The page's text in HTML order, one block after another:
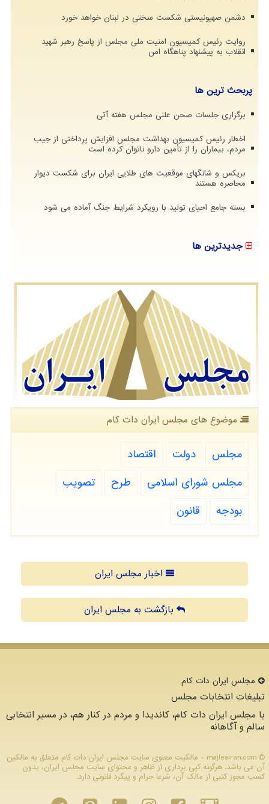
دشمن صهیونیستی شکست سختی در لبنان خواهد خورد
روایت رئیس کمیسیون امنیت ملی مجلس از پاسخ رهبر شهید
انقلاب به پیشنهاد پناهگاه امن
پربحث ترین ها
برگزاری جلسات صحن علنی مجلس هفته آتی
اخطار رئیس کمیسیون بهداشت مجلس افزایش پرداختی از جیب
مردم، بیماران را از تأمین دارو ناتوان کرده است
بریکس و شانگهای موقعیت های طلایی ایران برای شکست دیوار
محاصره هستند
بسته جامع احیای تولید با رویکرد شرایط جنگ آماده می شود
جدیدترین ها
موضوع های مجلس ایران دات كام
مجلس دولت
اقتصاد
مجلس شورای اسلامی
طرح
تصویب
بودجه
قانون
اخبار مجلس ایران
بازگشت به مجلس ایران
مجلس ایران دات كام
تبلیغات انتخابات مجلس
با مجلس ایران دات کام، کاندیدا و مردم در کنار هم، در مسیر انتخابی
سالم و آگاهانه
majlesiran.com - مالکیت معنوی سایت مجلس ایران دات كام متعلق به مالکین
آن می باشد. هرگونه کپی برداری از ظاهر و محتوای سایت مجلس ایران، بدون
کسب مجوز کتبی از مالک آن، شرعا حرام و پیگرد قانونی دارد.